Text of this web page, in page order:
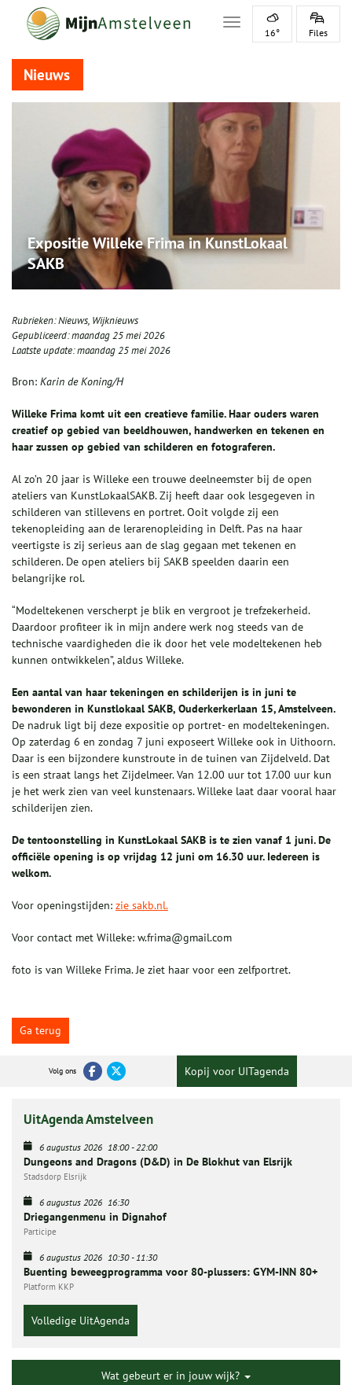
Toggle navigation
16° Files
Nieuws
Expositie Willeke Frima in KunstLokaal
SAKB
Rubrieken:Nieuws, Wijknieuws
Gepubliceerd:maandag 25 mei 2026
Laatste update:maandag 25 mei 2026
Bron: Karin de Koning/H
Willeke Frima komt uit een creatieve familie. Haar ouders waren
creatief op gebied van beeldhouwen, handwerken en tekenen en
haar zussen op gebied van schilderen en fotograferen.
Al zo’n 20 jaar is Willeke een trouwe deelneemster bij de open
ateliers van KunstLokaalSAKB. Zij heeft daar ook lesgegeven in
schilderen van stillevens en portret. Ooit volgde zij een
tekenopleiding aan de lerarenopleiding in Delft. Pas na haar
veertigste is zij serieus aan de slag gegaan met tekenen en
schilderen. De open ateliers bij SAKB speelden daarin een
belangrijke rol.
“Modeltekenen verscherpt je blik en vergroot je trefzekerheid.
Daardoor profiteer ik in mijn andere werk nog steeds van de
technische vaardigheden die ik door het vele modeltekenen heb
kunnen ontwikkelen”, aldus Willeke.
Een aantal van haar tekeningen en schilderijen is in juni te
bewonderen in Kunstlokaal SAKB, Ouderkerkerlaan 15, Amstelveen.
De nadruk ligt bij deze expositie op portret- en modeltekeningen.
Op zaterdag 6 en zondag 7 juni exposeert Willeke ook in Uithoorn.
Daar is een bijzondere kunstroute in de tuinen van Zijdelveld. Dat
is een straat langs het Zijdelmeer. Van 12.00 uur tot 17.00 uur kun
je het werk zien van veel kunstenaars. Willeke laat daar vooral haar
schilderijen zien.
De tentoonstelling in KunstLokaal SAKB is te zien vanaf 1 juni. De
officiële opening is op vrijdag 12 juni om 16.30 uur. Iedereen is
welkom.
Voor openingstijden: zie sakb.nl.
Voor contact met Willeke: w.frima@gmail.com
foto is van Willeke Frima. Je ziet haar voor een zelfportret.
Ga terug
Volg ons Kopij voor UITagenda
UitAgenda Amstelveen
6 augustus 2026 18:00-22:00
Dungeons and Dragons (D&D) in De Blokhut van Elsrijk
Stadsdorp Elsrijk
6 augustus 2026 16:30
Driegangenmenu in Dignahof
Participe
6 augustus 2026 10:30-11:30
Buenting beweegprogramma voor 80-plussers: GYM-INN 80+
Platform KKP
Volledige UitAgenda
Wat gebeurt er in jouw wijk?